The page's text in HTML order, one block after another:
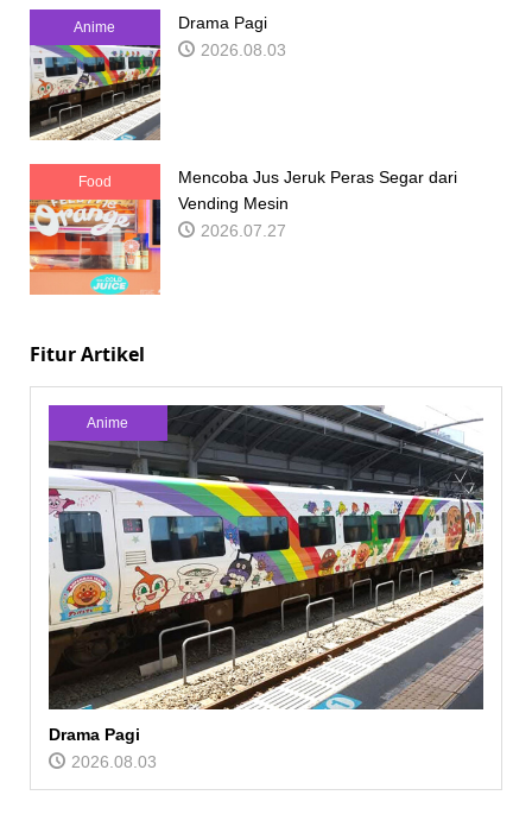
Anime
Drama Pagi
2026.08.03
Food
Mencoba Jus Jeruk Peras Segar dari
Vending Mesin
2026.07.27
Fitur Artikel
Anime
Drama Pagi
2026.08.03